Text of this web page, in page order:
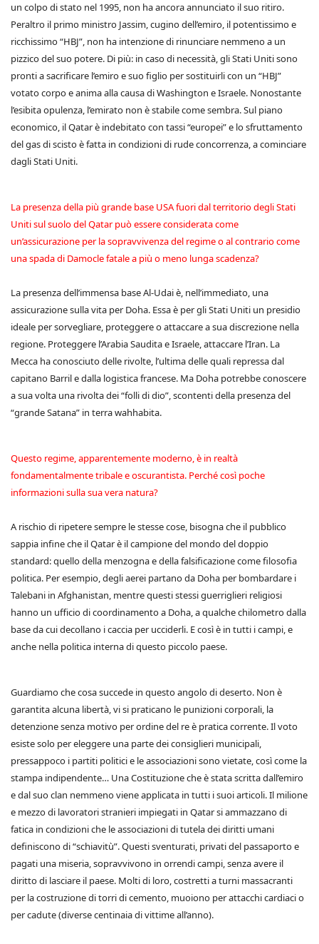
un colpo di stato nel 1995, non ha ancora annunciato il suo ritiro.
Peraltro il primo ministro Jassim, cugino dell’emiro, il potentissimo e
ricchissimo “HBJ”, non ha intenzione di rinunciare nemmeno a un
pizzico del suo potere. Di più: in caso di necessità, gli Stati Uniti sono
pronti a sacrificare l’emiro e suo figlio per sostituirli con un “HBJ”
votato corpo e anima alla causa di Washington e Israele. Nonostante
l’esibita opulenza, l’emirato non è stabile come sembra. Sul piano
economico, il Qatar è indebitato con tassi “europei” e lo sfruttamento
del gas di scisto è fatta in condizioni di rude concorrenza, a cominciare
dagli Stati Uniti.
La presenza della più grande base USA fuori dal territorio degli Stati
Uniti sul suolo del Qatar può essere considerata come
un’assicurazione per la sopravvivenza del regime o al contrario come
una spada di Damocle fatale a più o meno lunga scadenza?
La presenza dell’immensa base Al-Udai è, nell’immediato, una
assicurazione sulla vita per Doha. Essa è per gli Stati Uniti un presidio
ideale per sorvegliare, proteggere o attaccare a sua discrezione nella
regione. Proteggere l’Arabia Saudita e Israele, attaccare l’Iran. La
Mecca ha conosciuto delle rivolte, l’ultima delle quali repressa dal
capitano Barril e dalla logistica francese. Ma Doha potrebbe conoscere
a sua volta una rivolta dei “folli di dio”, scontenti della presenza del
“grande Satana” in terra wahhabita.
Questo regime, apparentemente moderno, è in realtà
fondamentalmente tribale e oscurantista. Perché così poche
informazioni sulla sua vera natura?
A rischio di ripetere sempre le stesse cose, bisogna che il pubblico
sappia infine che il Qatar è il campione del mondo del doppio
standard: quello della menzogna e della falsificazione come filosofia
politica. Per esempio, degli aerei partano da Doha per bombardare i
Talebani in Afghanistan, mentre questi stessi guerriglieri religiosi
hanno un ufficio di coordinamento a Doha, a qualche chilometro dalla
base da cui decollano i caccia per ucciderli. E così è in tutti i campi, e
anche nella politica interna di questo piccolo paese.
Guardiamo che cosa succede in questo angolo di deserto. Non è
garantita alcuna libertà, vi si praticano le punizioni corporali, la
detenzione senza motivo per ordine del re è pratica corrente. Il voto
esiste solo per eleggere una parte dei consiglieri municipali,
pressappoco i partiti politici e le associazioni sono vietate, così come la
stampa indipendente… Una Costituzione che è stata scritta dall’emiro
e dal suo clan nemmeno viene applicata in tutti i suoi articoli. Il milione
e mezzo di lavoratori stranieri impiegati in Qatar si ammazzano di
fatica in condizioni che le associazioni di tutela dei diritti umani
definiscono di “schiavitù”. Questi sventurati, privati del passaporto e
pagati una miseria, sopravvivono in orrendi campi, senza avere il
diritto di lasciare il paese. Molti di loro, costretti a turni massacranti
per la costruzione di torri di cemento, muoiono per attacchi cardiaci o
per cadute (diverse centinaia di vittime all’anno).